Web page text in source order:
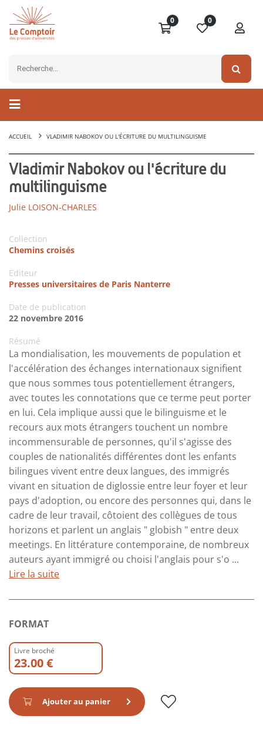
0 0
ACCUEIL VLADIMIR NABOKOV OU L'ÉCRITURE DU MULTILINGUISME
Vladimir Nabokov ou l'écriture du
multilinguisme
Julie LOISON-CHARLES
Collection
Chemins croisés
Editeur
Presses universitaires de Paris Nanterre
Date de publication
22 novembre 2016
Résumé
La mondialisation, les mouvements de population et
l'accélération des échanges internationaux signifient
que nous sommes tous potentiellement étrangers,
avec toutes les connotations que ce terme peut porter
en lui. Cela implique aussi que le bilinguisme et le
recours aux mots étrangers touchent un nombre
incommensurable de personnes, qu'il s'agisse des
couples de nationalités différentes dont les enfants
bilingues vivent entre deux langues, des immigrés
vivant en situation de diglossie entre leur foyer et leur
pays d'adoption, ou encore des personnes qui, dans le
cadre de leur travail, côtoient des collègues de tous
horizons et parlent un anglais " globish " entre deux
meetings. En littérature contemporaine, de nombreux
auteurs ayant immigré ou choisi l'anglais pour s'o ...
Lire la suite
FORMAT
Livre broché
23.00 €
Ajouter au panier